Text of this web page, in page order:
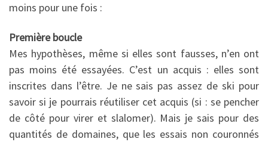
moins pour une fois :
Première boucle
Mes hypothèses, même si elles sont fausses, n’en ont
pas moins été essayées. C’est un acquis : elles sont
inscrites dans l’être. Je ne sais pas assez de ski pour
savoir si je pourrais réutiliser cet acquis (si : se pencher
de côté pour virer et slalomer). Mais je sais pour des
quantités de domaines, que les essais non couronnés